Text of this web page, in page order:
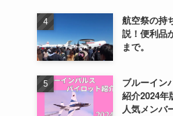
航空祭の持
説！便利品
まで。
ブルーイン
紹介2024年
人気メンバ